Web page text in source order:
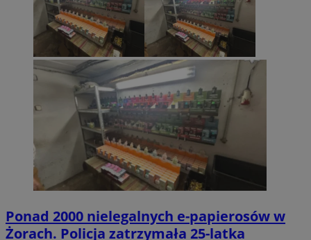
Ponad 2000 nielegalnych e-papierosów w
Żorach. Policja zatrzymała 25-latka